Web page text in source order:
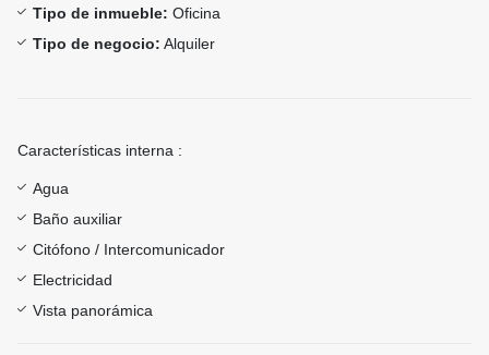
Tipo de inmueble: Oficina
Tipo de negocio: Alquiler
Características interna :
Agua
Baño auxiliar
Citófono / Intercomunicador
Electricidad
Vista panorámica